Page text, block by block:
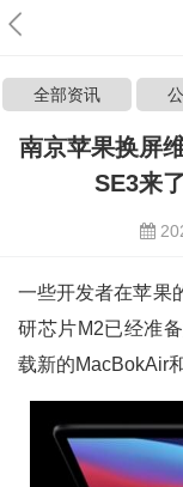
全部资讯
南京苹果换屏
SE3来
一些开发者在苹果
研芯片M2已经准
载新的MacBokAir